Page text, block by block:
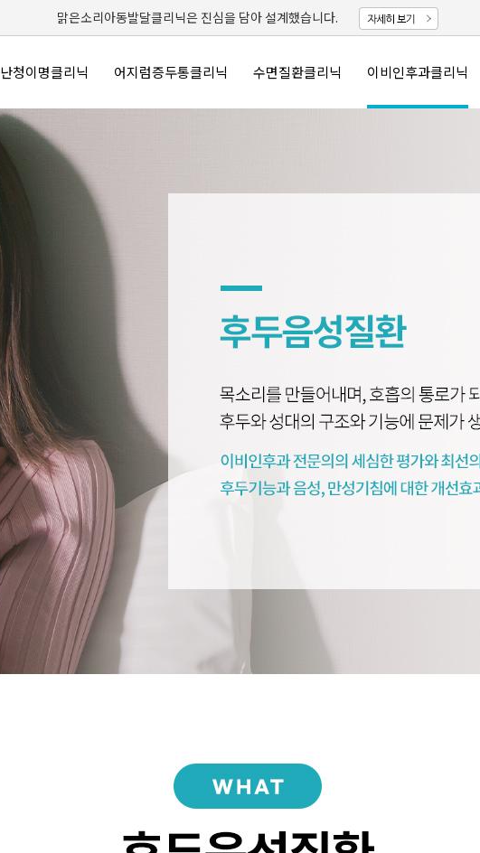
맑은소리아동발달클리닉은 진심을 담아 설계했습니다.
난청이명클리닉 어지럼증두통클리닉 수면질환클리닉 이비인후과클리닉